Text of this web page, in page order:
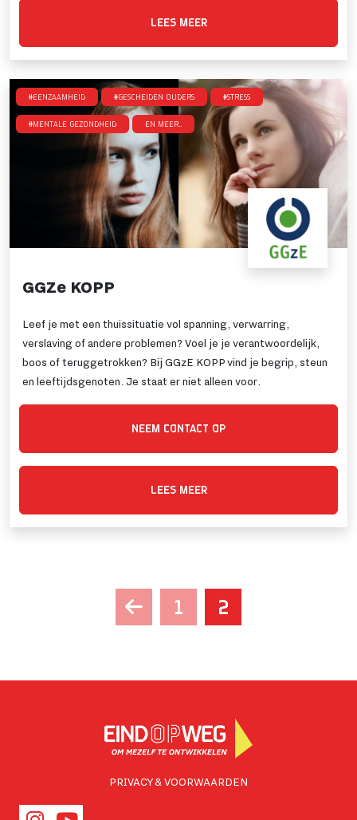
LEES MEER
#Eenzaamheid #Gescheiden ouders #Stress
#Mentale gezondheid en meer..
GGZe KOPP
Leef je met een thuissituatie vol spanning, verwarring,
verslaving of andere problemen? Voel je je verantwoordelijk,
boos of teruggetrokken? Bij GGzE KOPP vind je begrip, steun
en leeftijdsgenoten. Je staat er niet alleen voor.
NEEM CONTACT OP
LEES MEER
1 2
PRIVACY & VOORWAARDEN